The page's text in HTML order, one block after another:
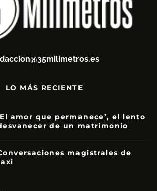
LO MÁS RECIENTE
amor que permanece’, el lento
de un matrimonio
magistrales de